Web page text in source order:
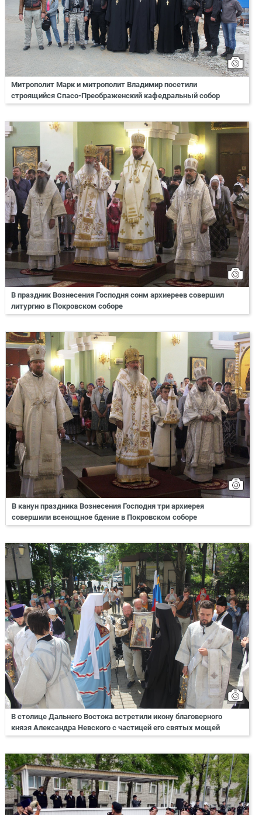
Митрополит Марк и митрополит Владимир посетили
строящийся Спасо-Преображенский кафедральный собор
В праздник Вознесения Господня сонм архиереев совершил
литургию в Покровском соборе
В канун праздника Вознесения Господня три архиерея
совершили всенощное бдение в Покровском соборе
В столице Дальнего Востока встретили икону благоверного
князя Александра Невского с частицей его святых мощей